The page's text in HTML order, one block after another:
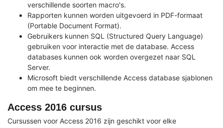
verschillende soorten macro's.
Rapporten kunnen worden uitgevoerd in PDF-formaat
(Portable Document Format).
Gebruikers kunnen SQL (Structured Query Language)
gebruiken voor interactie met de database. Access
databases kunnen ook worden overgezet naar SQL
Server.
Microsoft biedt verschillende Access database sjablonen
om mee te beginnen.
Access 2016 cursus
Cursussen voor Access 2016 zijn geschikt voor elke